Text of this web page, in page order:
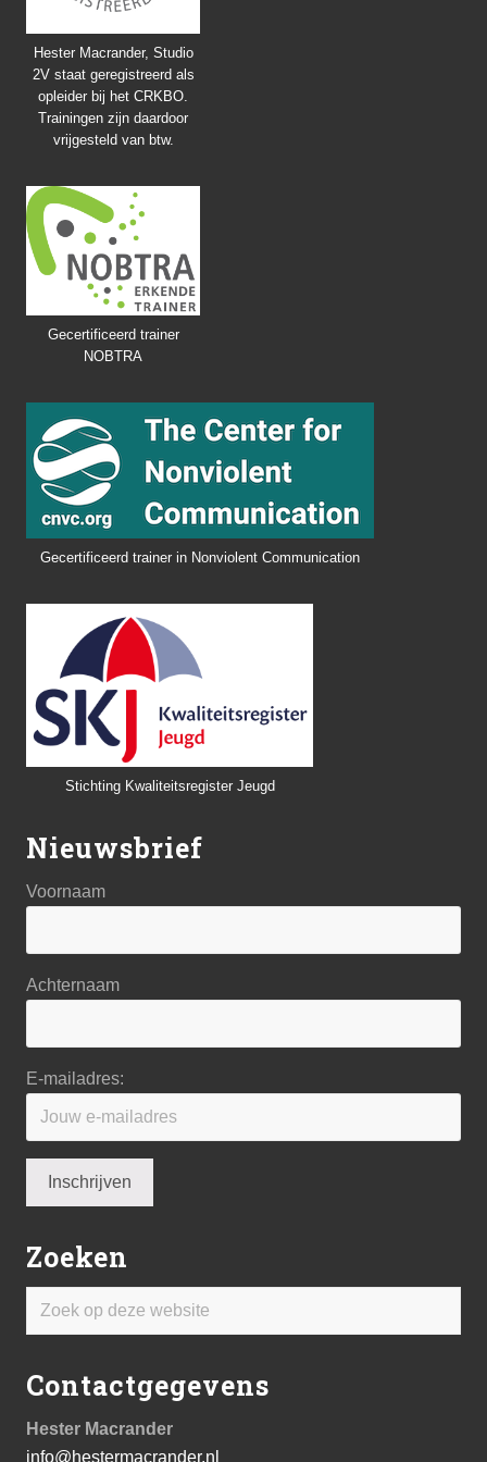
Hester Macrander, Studio
2V staat geregistreerd als
opleider bij het CRKBO.
Trainingen zijn daardoor
vrijgesteld van btw.
Gecertificeerd trainer
NOBTRA
Gecertificeerd trainer in Nonviolent Communication
Stichting Kwaliteitsregister Jeugd
Nieuwsbrief
Voornaam
Achternaam
E-mailadres:
Zoeken
Zoek
website
Contactgegevens
Hester Macrander
info@hestermacrander.nl